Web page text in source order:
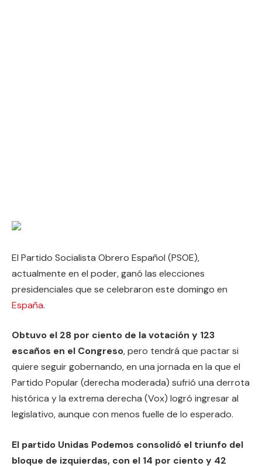
El Partido Socialista Obrero Español (PSOE),
actualmente en el poder, ganó las elecciones
presidenciales que se celebraron este domingo en
España.
Obtuvo el 28 por ciento de la votación y 123
escaños en el Congreso, pero tendrá que pactar si
quiere seguir gobernando, en una jornada en la que el
Partido Popular (derecha moderada) sufrió una derrota
histórica y la extrema derecha (Vox) logró ingresar al
legislativo, aunque con menos fuelle de lo esperado.
El partido Unidas Podemos consolidó el triunfo del
bloque de izquierdas, con el 14 por ciento y 42